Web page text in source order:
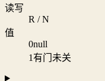
读写
R / N
值
0null
1有门未关